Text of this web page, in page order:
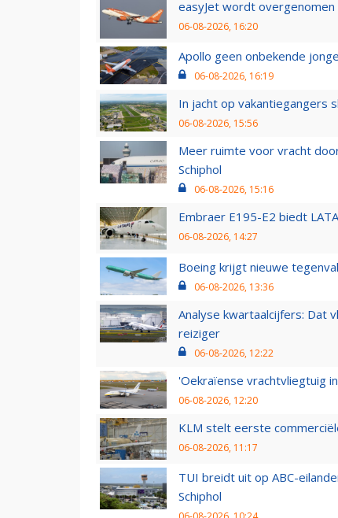
easyJet wordt overgenomen
06-08-2026, 16:20
Apollo geen onbekende
06-08-2026, 16:19
In jacht op vakantiegangers
06-08-2026, 15:56
Meer ruimte voor vracht
Schiphol
06-08-2026, 15:16
Embraer E195-E2 biedt
06-08-2026, 14:27
Boeing krijgt nieuwe
06-08-2026, 13:36
Analyse kwartaalcijfers: Dat
reiziger
06-08-2026, 12:22
'Oekraïense vrachtvliegtuig
06-08-2026, 12:20
KLM stelt eerste
06-08-2026, 11:17
TUI breidt uit op ABC-
Schiphol